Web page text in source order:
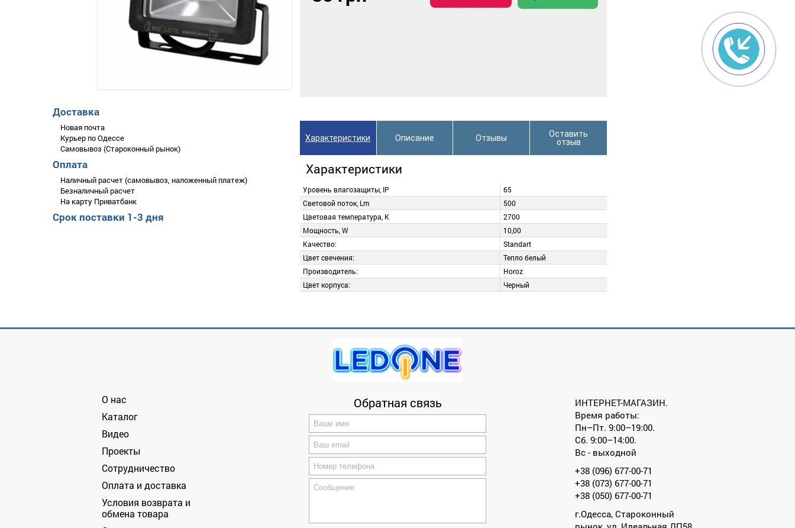
Доставка
Новая почта
Курьер по Одессе
Самовывоз (Староконный рынок)
Оплата
Наличный расчет (самовывоз, наложенный платеж)
Безналичный расчет
На карту Приватбанк
Срок поставки 1-3 дня
Характеристики Описание Отзывы
Оставить
отзыв
Характеристики
Уровень влагозащиты, IP
65
Световой поток, Lm
500
Цветовая температура, K
2700
Мощность, W
10,00
Качество:
Standart
Цвет свечения:
Тепло белый
Производитель:
Horoz
Цвет корпуса:
Черный
Прожектор светодиодный "PUMA-10" 10W 2700K
Оцените товар
О нас
Каталог
Видео
Проекты
Сотрудничество
Оплата и доставка
Условия возврата и
обмена товара
Обратная связь
ИНТЕРНЕТ-МАГАЗИН.
Время работы:
Пн–Пт. 9:00–19:00.
Сб. 9:00–14:00.
Вс - выходной
+38 (096) 677-00-71
+38 (073) 677-00-71
+38 (050) 677-00-71
г.Одесса, Староконный